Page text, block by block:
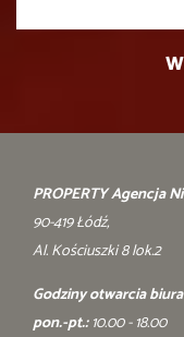
PROPERTY Agencja
90-419 Łódź,
Al. Kościuszki 8 lok.2
Godziny otwarcia biura
pon.-pt.:10.00 - 18.00